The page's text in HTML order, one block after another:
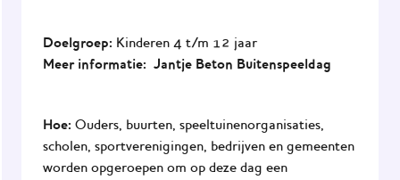
Doelgroep: Kinderen 4 t/m 12 jaar
Meer informatie: Jantje Beton Buitenspeeldag
Hoe: Ouders, buurten, speeltuinenorganisaties,
scholen, sportverenigingen, bedrijven en gemeenten
worden opgeroepen om op deze dag een
werknet
Praktijkvoorbeelden
JOGG